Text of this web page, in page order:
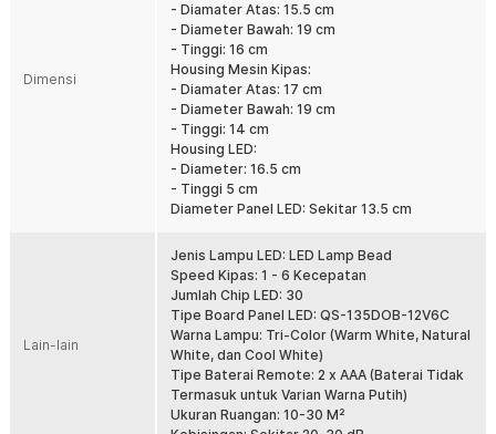
Selain sebagai kipas langit-langit , produk ini juga berfungsi
sebagai lampu utama yang menghemat energi. Lampu LED
mendukung tiga pilihan warna cahaya yaitu Warm White 3000 K,
Natural White 4000 K, dan Cool White 6500 K. Anda dapat
menyesuaikan suasana ruangan sesuai kebutuhan, mulai dari santai
Mode Reversible untuk Segala Musim
Fitur reversibel memungkinkan arah putaran bilah kipas diubah
dengan mudah. Mode forward membantu mempercepat sirkulasi
udara untuk memberikan sensasi sejuk, sedangkan mode reverse
Fitur ini membuat kipas plafon LED lebih fleksibel digunakan
Motor Kuat Hemat Energi
Motor berkinerja tinggi mampu menghasilkan putaran hingga 180
RPM dengan konsumsi daya yang tetap efisien. Performa yang
stabil menjaga aliran udara tetap konsisten tanpa mengeluarkan
efisiensi listrik. Sangat cocok untuk penggunaan harian dalam
Dimensi
- Diamater Atas: 15.5 cm
- Diameter Bawah: 19 cm
- Tinggi: 16 cm
Housing Mesin Kipas:
- Diamater Atas: 17 cm
- Diameter Bawah: 19 cm
- Tinggi: 14 cm
Housing LED:
- Diameter: 16.5 cm
- Tinggi 5 cm
Diameter Panel LED: Sekitar 13.5 cm
Lain-lain
Jenis Lampu LED: LED Lamp Bead
Speed Kipas: 1 - 6 Kecepatan
Jumlah Chip LED: 30
Tipe Board Panel LED: QS-135DOB-12V6C
Warna Lampu: Tri-Color (Warm White, Natural
White, dan Cool White)
Tipe Baterai Remote: 2 x AAA (Baterai Tidak
Termasuk untuk Varian Warna Putih)
Ukuran Ruangan: 10-30 M²